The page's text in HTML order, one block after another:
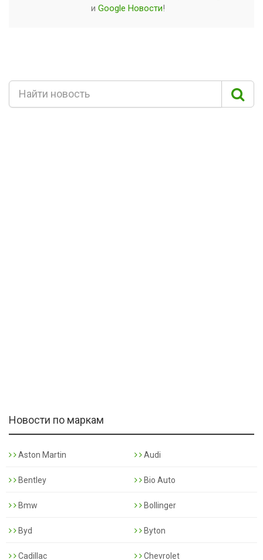
и Google Новости!
Новости по маркам
Aston Martin Audi
Bentley Bio Auto
Bmw Bollinger
Byd Byton
Cadillac Chevrolet